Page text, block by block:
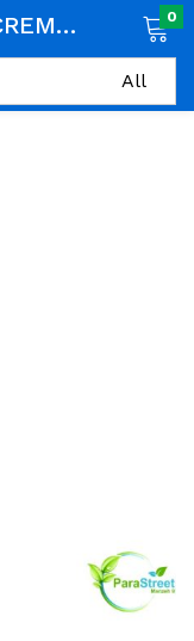
CYTOL CENTELLA CREME DERMATOLOGIQUE REPARATRICE 50ML 0